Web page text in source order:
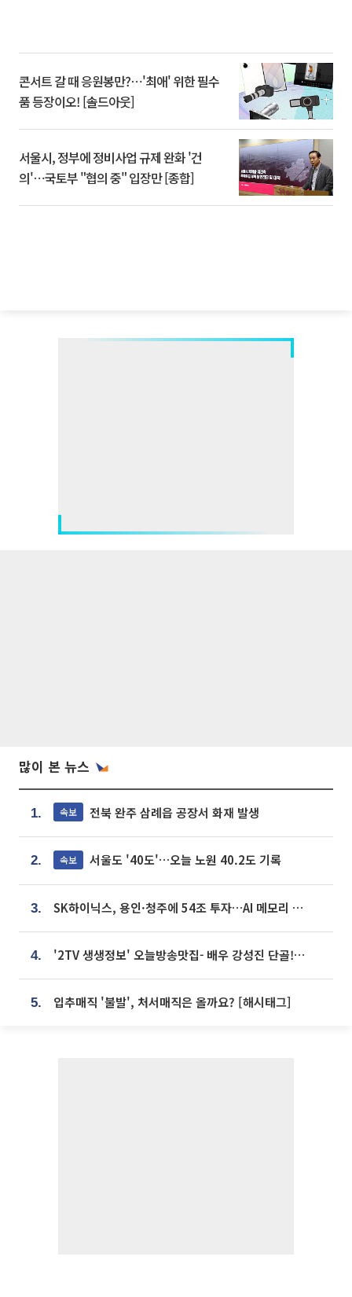
콘서트 갈 때 응원봉만?⋯'최애' 위한 필수
품 등장이오! [솔드아웃]
서울시, 정부에 정비사업 규제 완화 '건
의'⋯국토부 "협의 중" 입장만 [종합]
많이 본 뉴스
1. 속보 전북 완주 삼례읍 공장서 화재 발생
2. 속보 서울도 '40도'…오늘 노원 40.2도 기록
3. SK하이닉스, 용인·청주에 54조 투자…AI 메모리 생산기지 키운다
4. '2TV 생생정보' 오늘방송맛집- 배우 강성진 단골! 쌀국수ㆍ푸팟퐁 커리 맛집 '블○○○'
5. 입추매직 '불발', 처서매직은 올까요? [해시태그]